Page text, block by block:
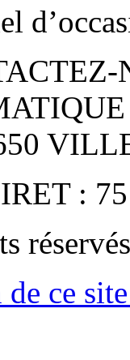
:
de ce